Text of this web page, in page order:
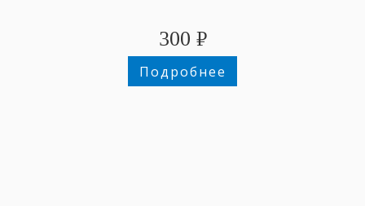
300 ₽
Подробнее